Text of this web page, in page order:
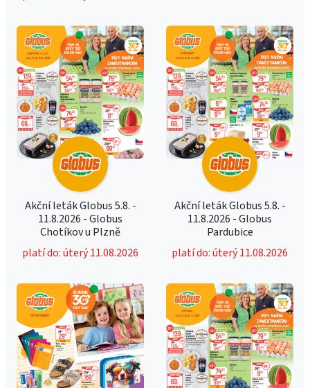
Akční leták Globus 5.8. -
11.8.2026 - Globus
Chotíkov u Plzně
platí do: úterý 11.08.2026
Akční leták Globus 5.8. -
11.8.2026 - Globus
Pardubice
platí do: úterý 11.08.2026